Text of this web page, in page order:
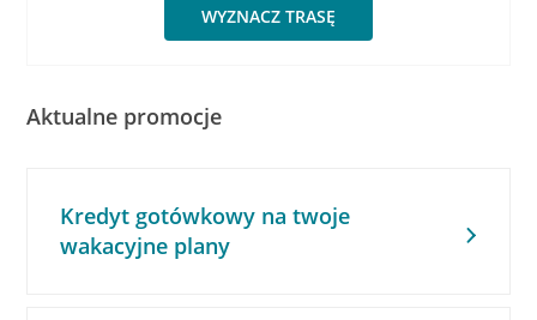
WYZNACZ TRASĘ
Aktualne promocje
Kredyt gotówkowy na twoje
wakacyjne plany